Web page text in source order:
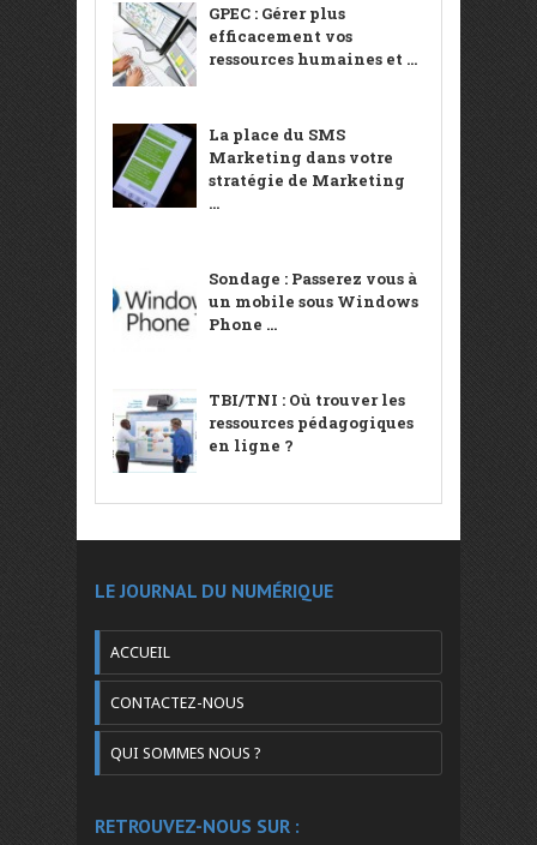
GPEC : Gérer plus
efficacement vos
ressources humaines et ...
La place du SMS
Marketing dans votre
stratégie de Marketing
...
Sondage : Passerez vous à
un mobile sous Windows
Phone ...
TBI/TNI : Où trouver les
ressources pédagogiques
en ligne ?
LE JOURNAL DU NUMÉRIQUE
ACCUEIL
CONTACTEZ-NOUS
QUI SOMMES NOUS ?
RETROUVEZ-NOUS SUR :